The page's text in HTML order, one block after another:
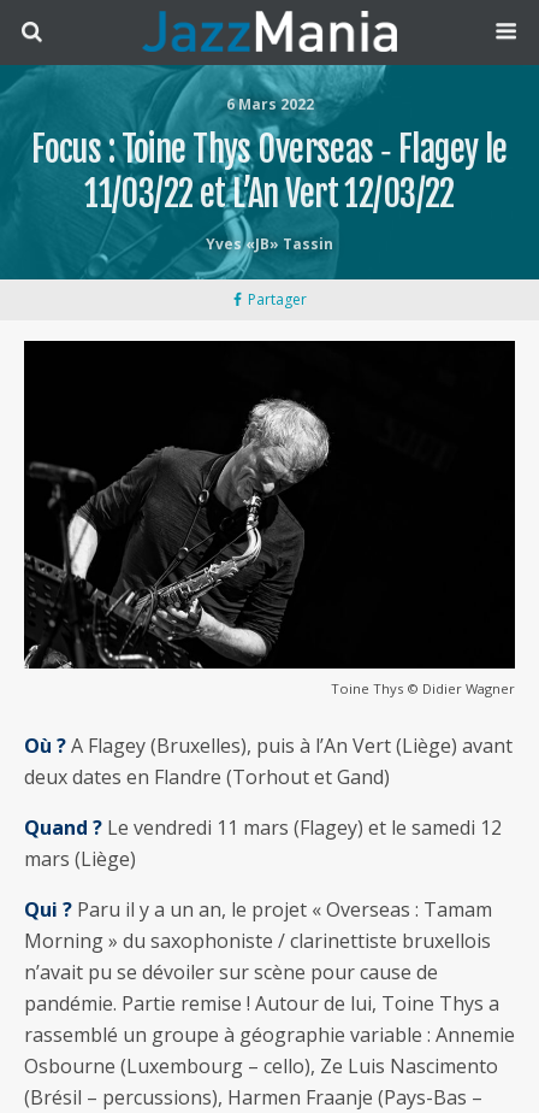
6 Mars 2022
Focus : Toine Thys Overseas ‐ Flagey le
11/03/22 et L’An Vert 12/03/22
Yves «JB» Tassin
Partager
Toine Thys © Didier Wagner
Où ?A Flagey (Bruxelles), puis à l’An Vert (Liège) avant
deux dates en Flandre (Torhout et Gand)
Quand ? Le vendredi 11 mars (Flagey) et le samedi 12
mars (Liège)
Qui ? Paru il y a un an, le projet « Overseas : Tamam
Morning » du saxophoniste / clarinettiste bruxellois
n’avait pu se dévoiler sur scène pour cause de
pandémie. Partie remise ! Autour de lui, Toine Thys a
rassemblé un groupe à géographie variable : Annemie
Osbourne (Luxembourg – cello), Ze Luis Nascimento
(Brésil – percussions), Harmen Fraanje (Pays-Bas –